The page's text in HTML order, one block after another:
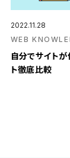
2022.11.28
WEB
自分でサイト
ト徹底比較